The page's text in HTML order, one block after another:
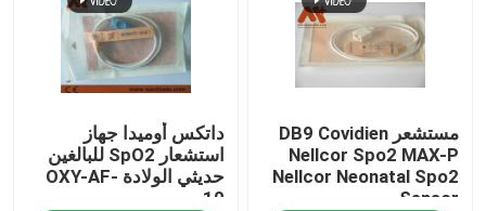
NIBP الكفة
خرطوم NIBP
كابل IBP
مستشعر DB9 Covidien
Nellcor Spo2 MAX-P
Nellcor Neonatal Spo2
Sensor
داتكس أوميدا جهاز
استشعار SpO2 للبالغين
حديثي الولادة OXY-AF-
10